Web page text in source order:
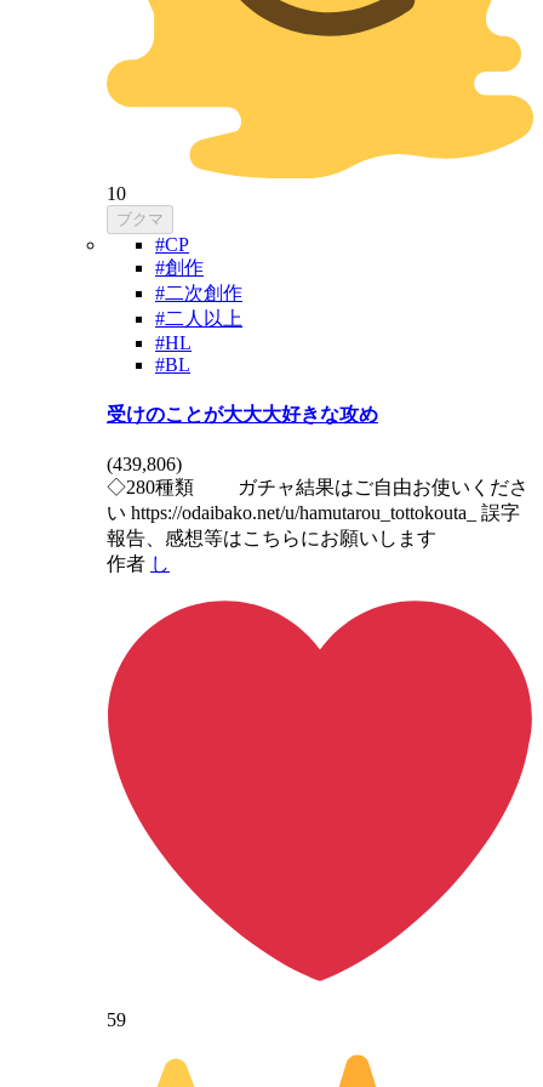
10
ブクマ
#CP
#創作
#二次創作
#二人以上
#HL
#BL
受けのことが大大大好きな攻め
(439,806)
◇280種類 ガチャ結果はご自由お使いくださ
い https://odaibako.net/u/hamutarou_tottokouta_ 誤字
報告、感想等はこちらにお願いします
作者 し
59